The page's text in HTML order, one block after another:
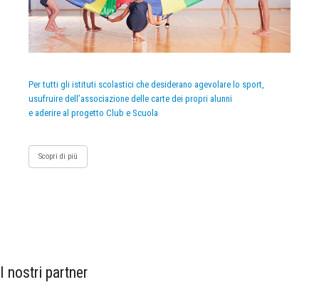
Per tutti gli istituti scolastici che desiderano agevolare lo sport,
usufruire dell’associazione delle carte dei propri alunni
e aderire al progetto Club e Scuola
Scopri di più
I nostri partner